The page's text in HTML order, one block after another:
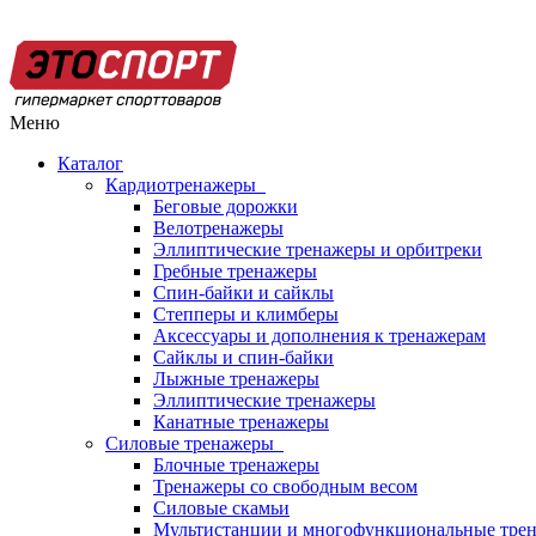
Меню
Каталог
Кардиотренажеры
Беговые дорожки
Велотренажеры
Эллиптические тренажеры и орбитреки
Гребные тренажеры
Спин-байки и сайклы
Степперы и климберы
Аксессуары и дополнения к тренажерам
Сайклы и спин-байки
Лыжные тренажеры
Эллиптические тренажеры
Канатные тренажеры
Силовые тренажеры
Блочные тренажеры
Тренажеры со свободным весом
Силовые скамьи
Мультистанции и многофункциональные